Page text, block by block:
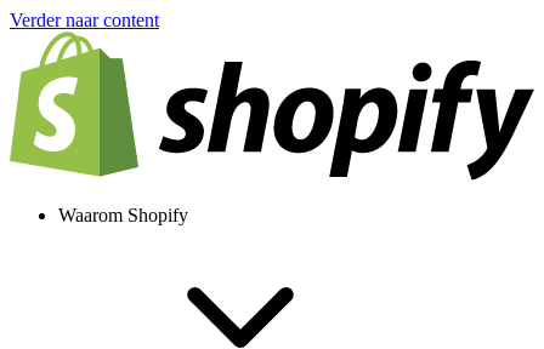
Verder naar content
Waarom Shopify